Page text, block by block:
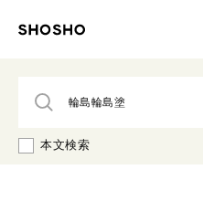
本文検索